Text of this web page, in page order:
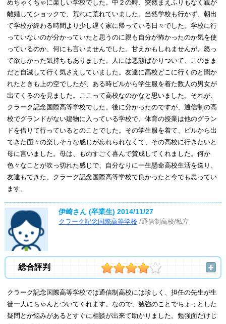
めちゃくちゃに楽しい学校でした。中２の時、突然まえふりもなく親が
離婚してショックで、荒れに荒れていました。当然学校も行かず、朝出
て学校が終わる時間より少し遅く家に帰っている日々でした。学校に行
っていないのが分かっていたと思うのに親も自分が怖かったのか気を使
っているのか、何にも言いませんでした。甘えかもしれませんが、怒っ
て欲しかった気持ちもありました。人には悪態ばかりついて、このまま
だと自滅して行く気さえしていました。友達に高校どこに行くのと聞か
れたときも上の空でしたが、ある時ビルから学生服を着た数人の男女が
出てくるのを見ました。ここって高校なのかなと思いました。それが、
クラーク記念国際高等学校でした。後に分かったのですが、通信制の高
校でグランドがない建物に入っている学校で、体育の授業は他のグラン
ドを借りて行っているとのことでした。その学生服を着て、ビルから出
てきた面々の楽しそうな感じが忘れられなくて、その高校に行きたいと
母に言いました。母は、ものすごく喜んで賛成してくれました。何か
色々なことが吹っ切れた感じで、自分なりに一生懸命高校生活を送り、
友達もできた、クラーク記念国際高等学校で良かったと今でも思ってい
ます。
伊崎さん (卒業生)2014/11/27
クラーク記念国際高等学校 /通信制高校/私立
総合評判
クラーク記念国際高等学校では通信制高校には珍しく、担任の先生が生
徒一人にちゃんとついてくれます。なので、勉強のことでちょっとした
疑問とか悩みがあるとすぐに相談が出来て助かりました。勉強面だけじ